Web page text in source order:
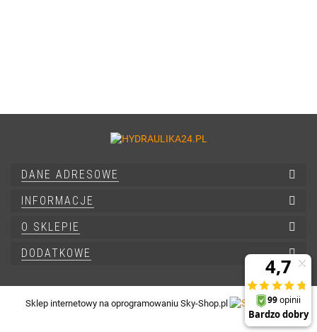
DANE ADRESOWE
INFORMACJE
O SKLEPIE
DODATKOWE
Sklep internetowy na oprogramowaniu Sky-Shop.pl